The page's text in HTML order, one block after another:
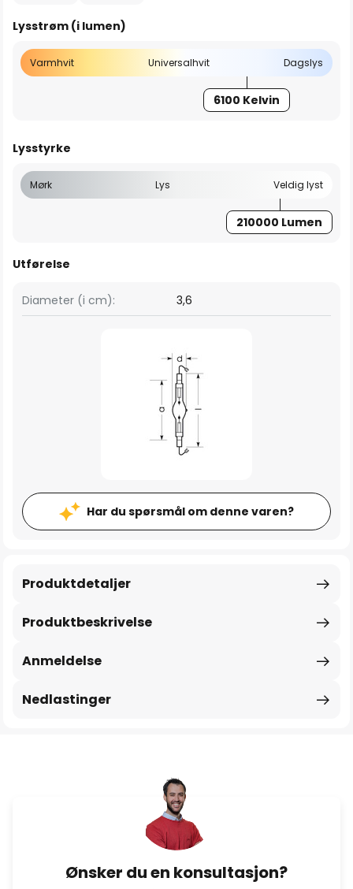
Lysstrøm (i lumen)
Varmhvit Universalhvit Dagslys
6100 Kelvin
Lysstyrke
Mørk Lys Veldig lyst
210000 Lumen
Utførelse
Diameter (i cm): 3,6
Har du spørsmål om denne varen?
Produktbeskrivelse
Produktdetaljer
Anmeldelse
Nedlastinger
Ønsker du en konsultasjon?